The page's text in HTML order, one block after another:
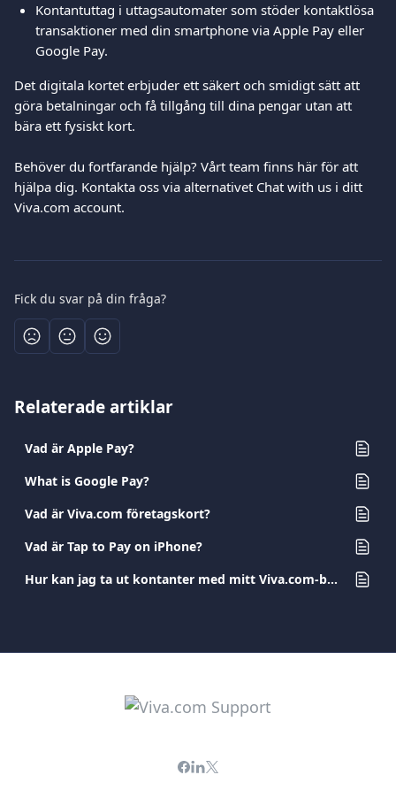
Kontantuttag i uttagsautomater som stöder kontaktlösa
transaktioner med din smartphone via Apple Pay eller
Google Pay.
Det digitala kortet erbjuder ett säkert och smidigt sätt att
göra betalningar och få tillgång till dina pengar utan att
bära ett fysiskt kort.
Behöver du fortfarande hjälp? Vårt team finns här för att
hjälpa dig. Kontakta oss via alternativet Chat with us i ditt
Viva.com account.
Fick du svar på din fråga?
Relaterade artiklar
Vad är Apple Pay?
What is Google Pay?
Vad är Viva.com företagskort?
Vad är Tap to Pay on iPhone?
Hur kan jag ta ut kontanter med mitt Viva.com-bankkort?